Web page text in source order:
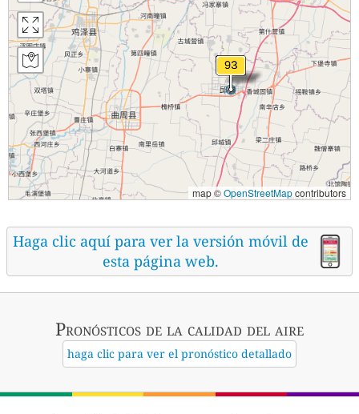
map ©OpenStreetMapcontributors
Haga clic aquí para ver la versión móvil de
esta página web.
Pronósticos de la calidad del aire
haga clic para ver el pronóstico detallado